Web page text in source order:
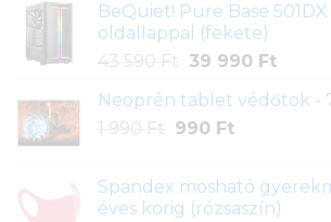
was:
4
390 Ft.
is:
3
990 Ft.
BeQuiet! Pure Base
oldallappal (fekete)
43 590 Ft
Original
was:
43
39 990 Ft
is:
Neoprén tablet védőtok -
1 990 Ft
Original
1
990 FtCurrent
990 Ft.
Spandex mosható
éves korig (rózsaszín)